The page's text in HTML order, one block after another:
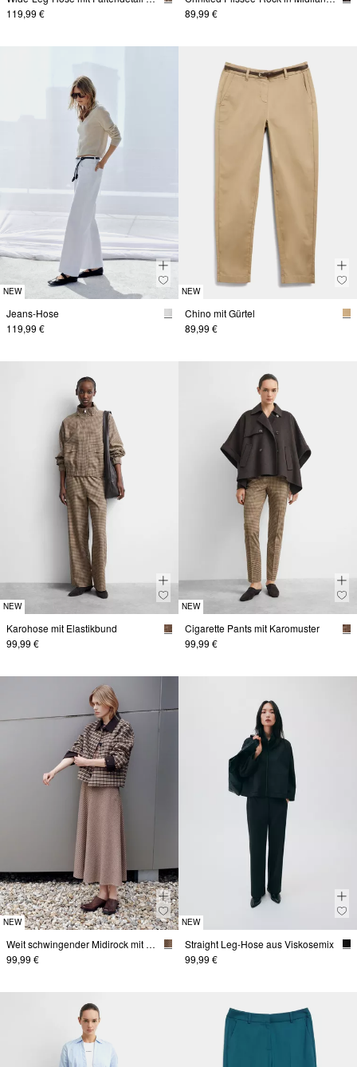
119,99 €
89,99 €
NEW
Jeans-Hose
119,99 €
NEW
Chino mit Gürtel
89,99 €
NEW
Karohose mit Elastikbund
99,99 €
NEW
Cigarette Pants mit Karomuster
99,99 €
NEW
Weit schwingender Midirock mit Karomuster
99,99 €
NEW
Straight Leg-Hose aus Viskosemix
99,99 €